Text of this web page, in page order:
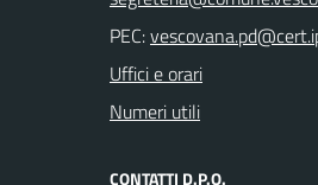
PEC:
Uffici e orari
Numeri utili
CONTATTI D.P.O.